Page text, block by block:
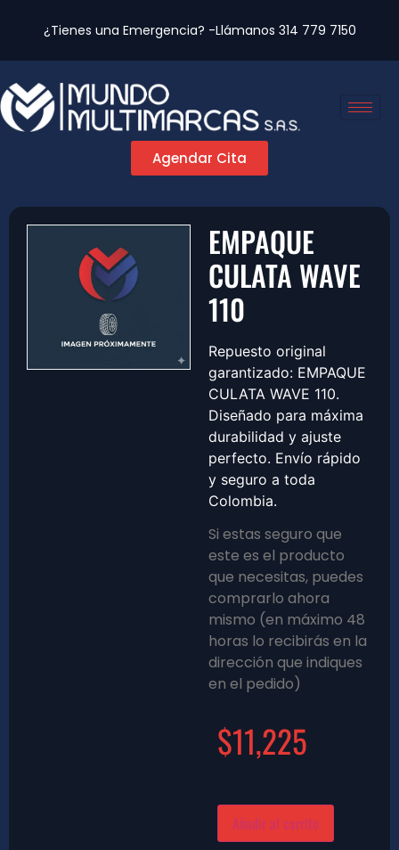
¿Tienes una Emergencia? -Llámanos 314 779 7150
Agendar Cita
EMPAQUE
CULATA WAVE
110
Repuesto original
garantizado: EMPAQUE
CULATA WAVE 110.
Diseñado para máxima
durabilidad y ajuste
perfecto. Envío rápido
y seguro a toda
Colombia.
Si estas seguro que
este es el producto
que necesitas, puedes
comprarlo ahora
mismo (en máximo 48
horas lo recibirás en la
dirección que indiques
en el pedido)
$11,225
Añadir al carrito